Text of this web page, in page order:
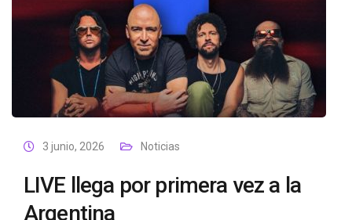
3 junio, 2026 Noticias
LIVE llega por primera vez a la
Argentina